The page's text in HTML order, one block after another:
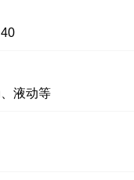
液动等